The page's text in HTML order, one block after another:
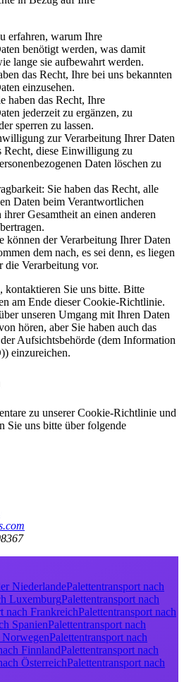
erfahren, warum Ihre
benötigt werden, was damit
lange sie aufbewahrt werden.
das Recht, Ihre bei uns bekannten
einzusehen.
haben das Recht, Ihre
jederzeit zu ergänzen, zu
sperren zu lassen.
zur Verarbeitung Ihrer Daten
Recht, diese Einwilligung zu
Daten löschen zu
Sie haben das Recht, alle
Daten beim Verantwortlichen
Gesamtheit an einen anderen
können der Verarbeitung Ihrer Daten
dem nach, es sei denn, es liegen
die Verarbeitung vor.
kontaktieren Sie uns bitte. Bitte
am Ende dieser Cookie-Richtlinie.
unseren Umgang mit Ihren Daten
hören, aber Sie haben auch das
Aufsichtsbehörde (dem Information
einzureichen.
zu unserer Cookie-Richtlinie und
Sie uns bitte über folgende
NiederlandePalettentransport nach
LuxemburgPalettentransport nach
nach FrankreichPalettentransport nach
SpanienPalettentransport nach
NorwegenPalettentransport nach
FinnlandPalettentransport nach
ÖsterreichPalettentransport nach